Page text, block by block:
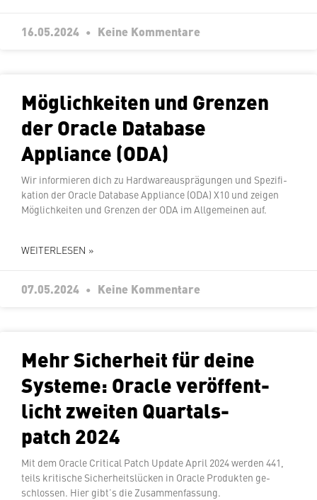
16.05.2024 Keine Kommentare
Mög­lich­kei­ten und Grenzen
der Oracle Database
Appliance (ODA)
Wir in­for­mie­ren dich zu Hard­ware­aus­prä­gun­gen und Spe­zi­fi­
ka­ti­on der Oracle Database Appliance (ODA) X10 und zeigen
Mög­lich­kei­ten und Grenzen der ODA im All­ge­mei­nen auf.
WEITERLESEN »
07.05.2024 Keine Kommentare
Mehr Si­cher­heit für deine
Systeme: Oracle ver­öf­fent­
licht zweiten Quar­tals­
patch 2024
Mit dem Oracle Critical Patch Update April 2024 werden 441,
teils kritische Si­cher­heits­lü­cken in Oracle Produkten ge­
schlos­sen. Hier gibt’s die Zusammenfassung.